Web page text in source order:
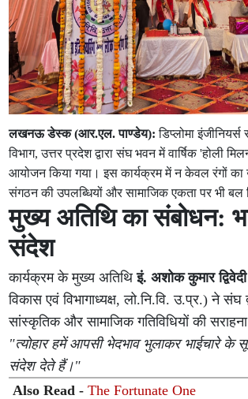
लखनऊ डेस्क (आर.एल. पाण्डेय): डिप्लोमा
विभाग, उत्तर प्रदेश द्वारा संघ भवन में वार्षिक 'होली
आयोजन किया गया। इस कार्यक्रम में न केवल रंगों का
संगठन की उपलब्धियों और सामाजिक एकता पर भी बल
मुख्य अतिथि का संबोधन:
संदेश
कार्यक्रम के मुख्य अतिथिइं. अशोक कुमार द्विवेदी
विकास एवं विभागाध्यक्ष, लो.नि.वि. उ.प्र.) ने संघ
सांस्कृतिक और सामाजिक गतिविधियों की
"त्योहार हमें आपसी भेदभाव भुलाकर भाईचारे के
संदेश देते हैं।"
Also Read -The Fortunate One